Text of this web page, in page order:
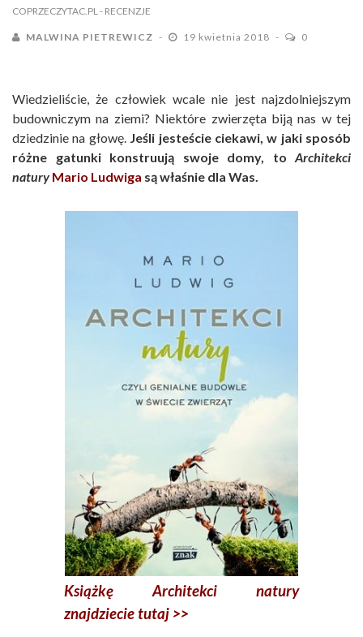
COPRZECZYTAC.PL - RECENZJE
MALWINA PIETREWICZ 19 kwietnia 2018 0
Wiedzieliście, że człowiek wcale nie jest najzdolniejszym
budowniczym na ziemi? Niektóre zwierzęta biją nas w tej
dziedzinie na głowę. Jeśli jesteście ciekawi, w jaki sposób
różne gatunki konstruują swoje domy, to Architekci
natury Mario Ludwiga są właśnie dla Was.
Książkę Architekci natury
znajdziecie tutaj >>